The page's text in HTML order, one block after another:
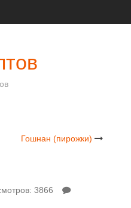
Гошнан (пирожки)
3866